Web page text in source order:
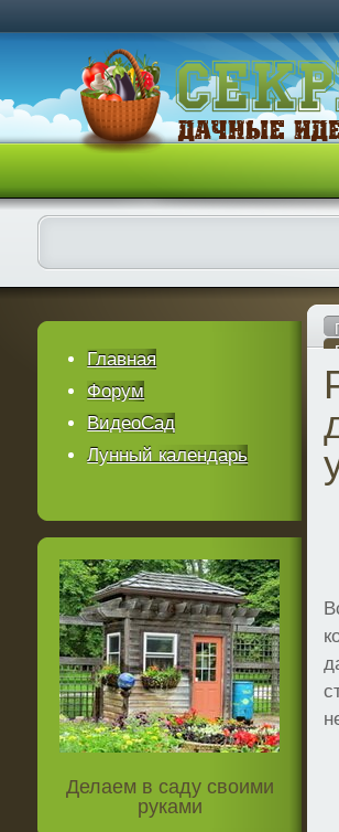
Главная
Форум
ВидеоСад
Лунный календарь
Делаем в саду своими
руками